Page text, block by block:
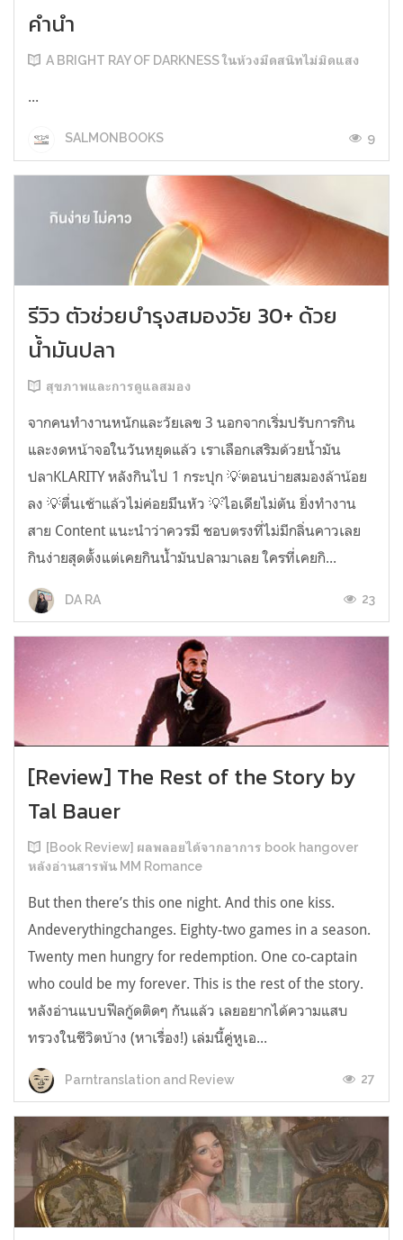
คำนำ
A BRIGHT RAY OF DARKNESS ในห้วงมืดสนิทไม่มิดแสง
...
SALMONBOOKS 9
รีวิว ตัวช่วยบำรุงสมองวัย 30+ ด้วย
น้ำมันปลา
สุขภาพและการดูแลสมอง
จากคนทำงานหนักและวัยเลข 3 นอกจากเริ่มปรับการกิน
และงดหน้าจอในวันหยุดแล้ว เราเลือกเสริมด้วยน้ำมัน
ปลาKLARITY หลังกินไป 1 กระปุก 💡ตอนบ่ายสมองล้าน้อย
ลง 💡ตื่นเช้าแล้วไม่ค่อยมึนหัว 💡ไอเดียไม่ตัน ยิ่งทำงาน
สาย Content แนะนำว่าควรมี ชอบตรงที่ไม่มีกลิ่นคาวเลย
กินง่ายสุดตั้งแต่เคยกินน้ำมันปลามาเลย ใครที่เคยกิ...
DA RA 23
[Review] The Rest of the Story by
Tal Bauer
[Book Review] ผลพลอยได้จากอาการ book hangover
หลังอ่านสารพัน MM Romance
But then there’s this one night. And this one kiss.
Andeverythingchanges. Eighty-two games in a season.
Twenty men hungry for redemption. One co-captain
who could be my forever. This is the rest of the story.
หลังอ่านแบบฟีลกู้ดติดๆ กันแล้ว เลยอยากได้ความแสบ
ทรวงในชีวิตบ้าง (หาเรื่อง!) เล่มนี้คู่หูเอ...
Parntranslation and Review 27